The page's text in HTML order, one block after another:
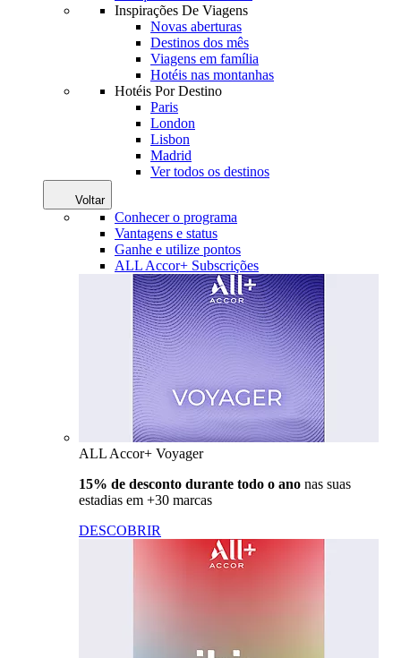
Inspirações De Viagens
Novas aberturas
Destinos dos mês
Viagens em família
Hotéis nas montanhas
Hotéis Por Destino
Paris
London
Lisbon
Madrid
Ver todos os destinos
Voltar
Conhecer o programa
Vantagens e status
Ganhe e utilize pontos
ALL Accor+ Subscrições
ALL Accor+ Voyager
15% de desconto durante todo o ano nas suas
estadias em +30 marcas
DESCOBRIR